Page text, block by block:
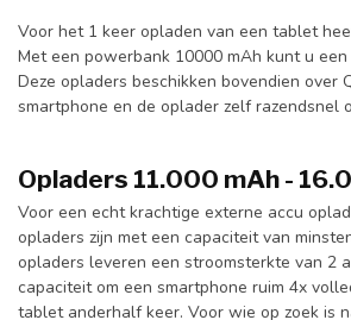
Voor het 1 keer opladen van een tablet
Met een powerbank 10000 mAh kunt u
Deze opladers beschikken bovendien over
smartphone en de oplader zelf razendsnel
Opladers 11.000 mAh -
Voor een echt krachtige externe accu
opladers zijn met een capaciteit van
opladers leveren een stroomsterkte van 2
capaciteit om een smartphone ruim 4x
tablet anderhalf keer. Voor wie op zoek is